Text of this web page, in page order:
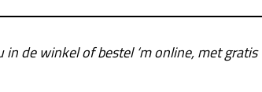
in de winkel of bestel ‘m online, met gratis